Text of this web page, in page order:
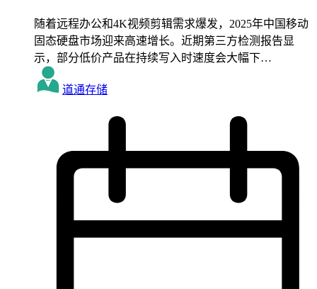
随着远程办公和4K视频剪辑需求爆发，2025年中国移动
固态硬盘市场迎来高速增长。近期第三方检测报告显
示，部分低价产品在持续写入时速度会大幅下…
道通存储